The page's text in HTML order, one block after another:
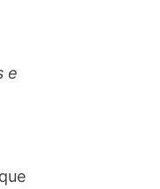
e